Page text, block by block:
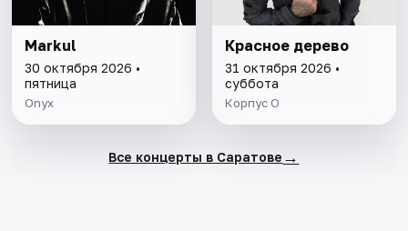
Markul
30 октября 2026 •
пятница
Onyx
Красное дерево
31 октября 2026 •
суббота
Корпус О
Все концерты в Саратове →